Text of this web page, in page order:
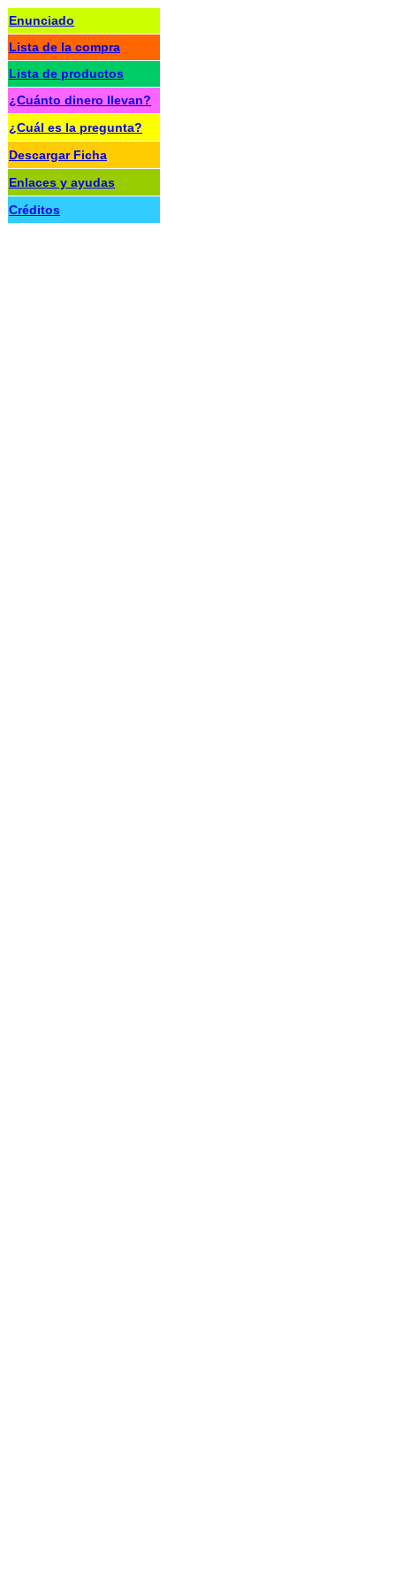
Enunciado
Lista de la compra
Lista de productos
¿Cuánto dinero llevan?
¿Cuál es la pregunta?
Descargar Ficha
Enlaces y ayudas
Créditos